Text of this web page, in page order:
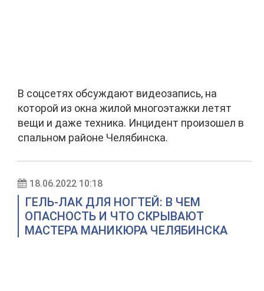
В соцсетях обсуждают видеозапись, на
которой из окна жилой многоэтажки летят
вещи и даже техника. Инцидент произошел в
спальном районе Челябинска.
18.06.2022 10:18
ГЕЛЬ-ЛАК ДЛЯ НОГТЕЙ: В ЧЕМ
ОПАСНОСТЬ И ЧТО СКРЫВАЮТ
МАСТЕРА МАНИКЮРА ЧЕЛЯБИНСКА